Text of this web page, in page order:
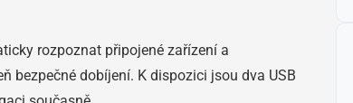
rozpoznat připojené zařízení a
bezpečné dobíjení. K dispozici jsou dva USB